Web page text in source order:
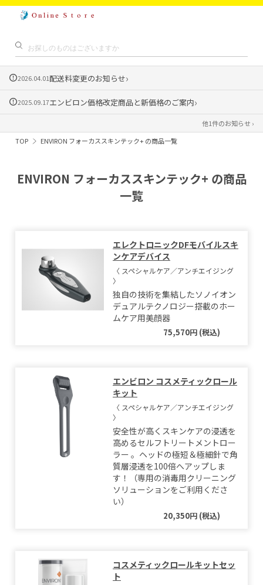
2026.04.01配送料変更のお知らせ›
2025.09.17エンビロン価格改定商品と新価格のご案内›
他1件のお知らせ ›
TOP
ENVIRON フォーカススキンテック+ の商品一覧
ENVIRON フォーカススキンテック+ の商品
一覧
エレクトロニックDFモバイルスキ
ンケアデバイス
〈 スペシャルケア／アンチエイジング
〉
独自の技術を集結したソノイオン
デュアルテクノロジー搭載のホー
ムケア用美顔器
75,570円 (税込)
エンビロン コスメティックロール
キット
〈 スペシャルケア／アンチエイジング
〉
安全性が高くスキンケアの浸透を
高めるセルフトリートメントロー
ラー 。ヘッドの極短＆極細針で角
質層浸透を100倍へアップしま
す！（専用の消毒用クリーニング
ソリューションをご利用くださ
い）
20,350円 (税込)
コスメティックロールキットセッ
ト